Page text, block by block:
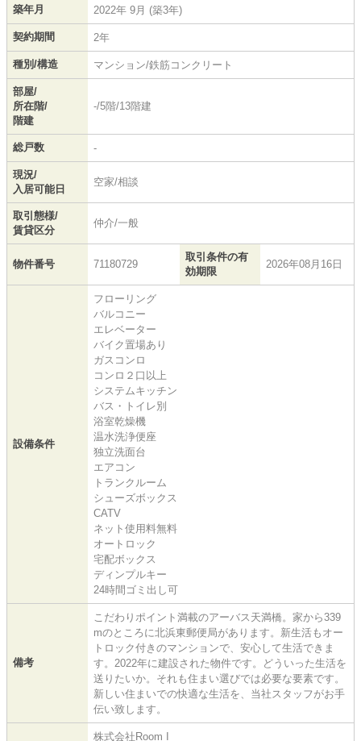
築年月 2022年 9月 (築3年)
契約期間 2年
種別/構造 マンション/鉄筋コンクリート
部屋/
所在階/
階建
-/5階/13階建
総戸数 -
現況/
入居可能日
空家/相談
取引態様/
賃貸区分
仲介/一般
物件番号 71180729
取引条件の有
効期限
2026年08月16日
設備条件
フローリング
バルコニー
エレベーター
バイク置場あり
ガスコンロ
コンロ２口以上
システムキッチン
バス・トイレ別
浴室乾燥機
温水洗浄便座
独立洗面台
エアコン
トランクルーム
シューズボックス
CATV
ネット使用料無料
オートロック
宅配ボックス
ディンプルキー
24時間ゴミ出し可
備考
こだわりポイント満載のアーバス天満橋。家から339
mのところに北浜東郵便局があります。新生活もオー
トロック付きのマンションで、安心して生活できま
す。2022年に建設された物件です。どういった生活を
送りたいか。それも住まい選びでは必要な要素です。
新しい住まいでの快適な生活を、当社スタッフがお手
伝い致します。
株式会社Room I